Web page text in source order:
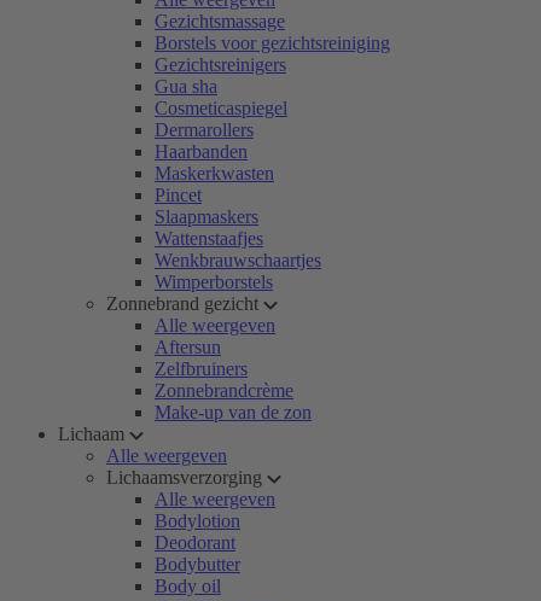
Gezichtsmassage
Borstels voor gezichtsreiniging
Gezichtsreinigers
Gua sha
Cosmeticaspiegel
Dermarollers
Haarbanden
Maskerkwasten
Pincet
Slaapmaskers
Wattenstaafjes
Wenkbrauwschaartjes
Wimperborstels
Zonnebrand gezicht
Alle weergeven
Aftersun
Zelfbruiners
Zonnebrandcrème
Make-up van de zon
Lichaam
Alle weergeven
Lichaamsverzorging
Alle weergeven
Bodylotion
Deodorant
Bodybutter
Body oil